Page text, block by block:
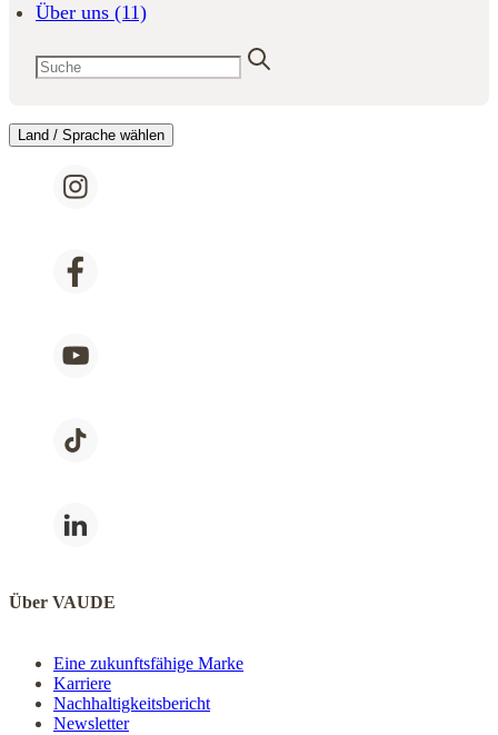
Über uns (11)
Land / Sprache wählen
Über VAUDE
Eine zukunftsfähige Marke
Karriere
Nachhaltigkeitsbericht
Newsletter